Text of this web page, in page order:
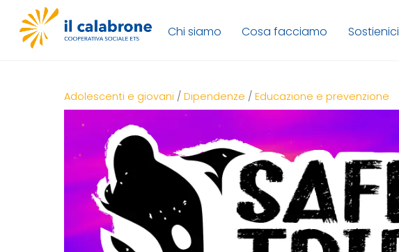
content
Chi siamo Cosa facciamo Sostienici
Adolescenti e giovani / Dipendenze / Educazione e prevenzione